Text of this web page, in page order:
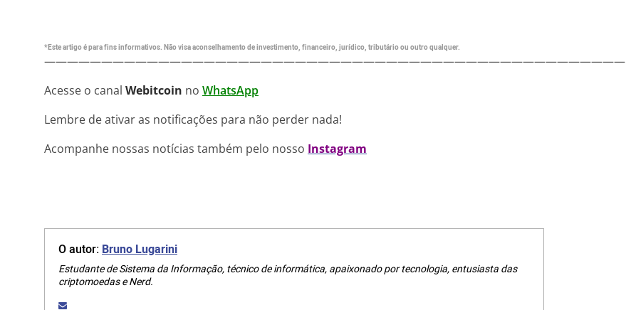
*Este artigo é para fins informativos. Não visa aconselhamento de investimento, financeiro, jurídico, tributário ou outro qualquer.
———————————————————————————————————————————————————
Acesse o canal Webitcoin no WhatsApp
Lembre de ativar as notificações para não perder nada!
Acompanhe nossas notícias também pelo nosso Instagram
O autor:Bruno Lugarini
Estudante de Sistema da Informação, técnico de informática, apaixonado por tecnologia, entusiasta das
criptomoedas e Nerd.